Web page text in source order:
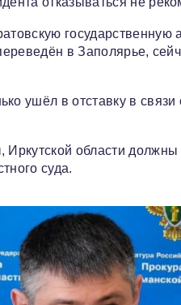
государственную
в Заполярье,
ушёл в отставку в
Иркутской области
суда.